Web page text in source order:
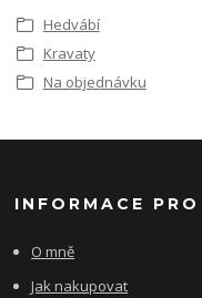
Hedvábí
Kravaty
Na objednávku
INFORMACE
O mně
Jak nakupovat